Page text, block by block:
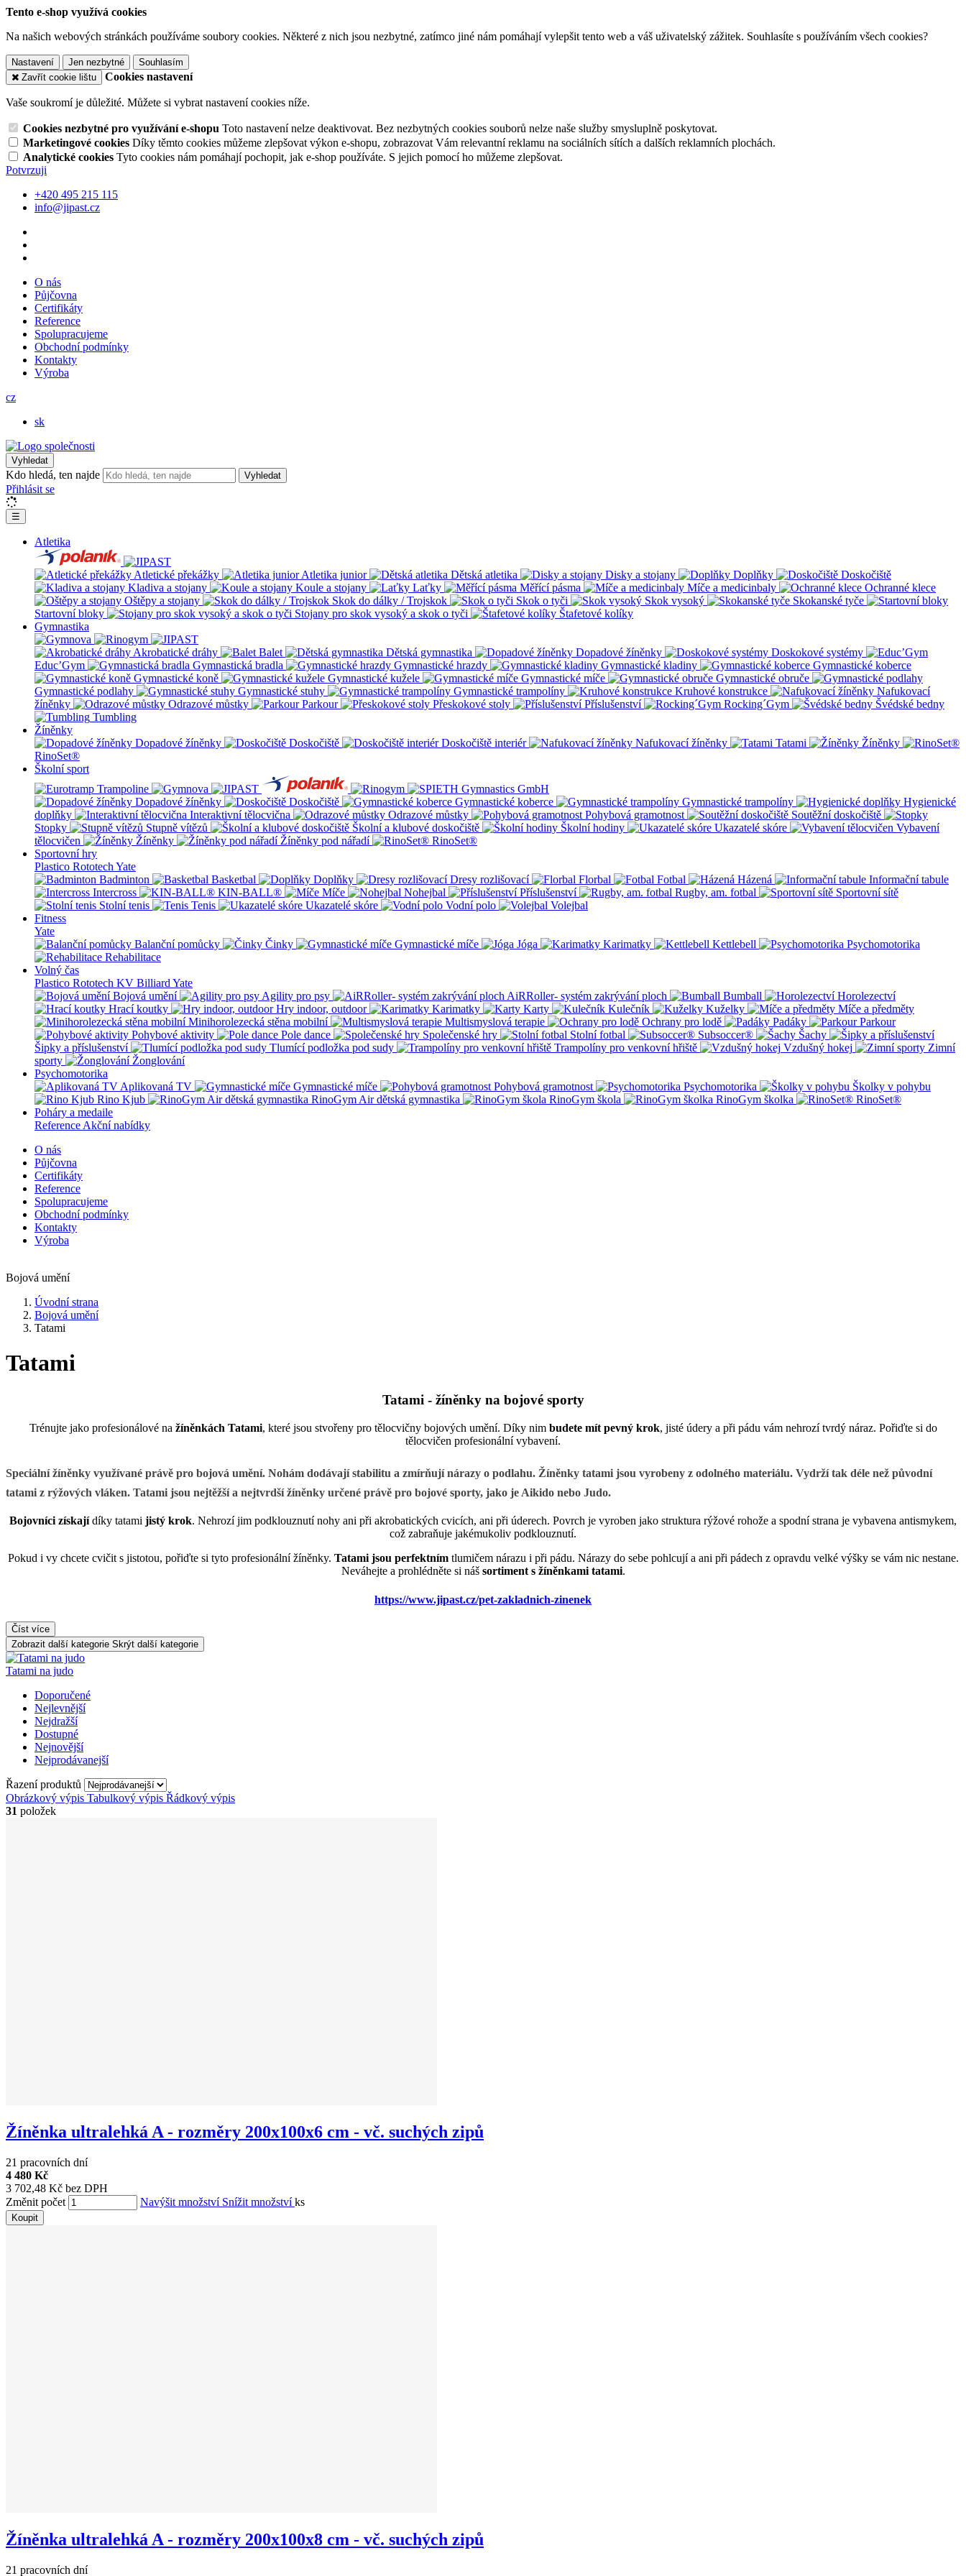
Tento e-shop využívá cookies
Na našich webových stránkách používáme soubory cookies. Některé z nich jsou nezbytné, zatímco jiné nám pomáhají vylepšit tento web a váš uživatelský zážitek. Souhlasíte s používáním všech cookies?
Nastavení Jen nezbytné
Souhlasím
Zavřít cookie lištu
Cookies nastavení
Vaše soukromí je důležité. Můžete si vybrat nastavení cookies níže.
Cookies nezbytné pro využívání e-shopu Toto nastavení nelze deaktivovat. Bez nezbytných cookies souborů nelze naše služby smysluplně poskytovat.
Marketingové cookies Díky těmto cookies můžeme zlepšovat výkon e-shopu, zobrazovat Vám relevantní reklamu na sociálních sítích a dalších reklamních plochách.
Analytické cookies Tyto cookies nám pomáhají pochopit, jak e-shop používáte. S jejich pomocí ho můžeme zlepšovat.
Potvrzuji
+420 495 215 115
info@jipast.cz
O nás
Půjčovna
Certifikáty
Reference
Spolupracujeme
Obchodní podmínky
Kontakty
Výroba
cz
sk
Vyhledat
Kdo hledá, ten najde Vyhledat
Přihlásit se
☰
Atletika
Atletické překážky Atletika junior Dětská atletika Disky a stojany Doplňky
Doskočiště
Kladiva a stojany
Koule a stojany Laťky Měřící pásma Míče a medicinbaly
Ochranné klece
Oštěpy a stojany
Skok do dálky / Trojskok Skok o tyči Skok vysoký
Skokanské tyče
Startovní bloky
Stojany pro skok vysoký a skok o tyči
Štafetové kolíky
Gymnastika
Akrobatické dráhy Balet Dětská gymnastika Dopadové žíněnky
Doskokové systémy
Educ’Gym
Gymnastická bradla Gymnastické hrazdy Gymnastické kladiny
Gymnastické koberce
Gymnastické koně
Gymnastické kužele Gymnastické míče
Gymnastické obruče
Gymnastické podlahy
Gymnastické stuhy Gymnastické trampolíny Kruhové konstrukce
Nafukovací
žíněnky
Odrazové můstky Parkour Přeskokové stoly Příslušenství Rocking´Gym
Švédské bedny
Tumbling
Žíněnky
Dopadové žíněnky
Doskočiště Doskočiště interiér Nafukovací žíněnky Tatami
Žíněnky
RinoSet®
Školní sport
Dopadové žíněnky Doskočiště Gymnastické koberce Gymnastické trampolíny
Hygienické
doplňky
Interaktivní tělocvična Odrazové můstky Pohybová gramotnost
Soutěžní doskočiště
Stopky
Stupně vítězů Školní a klubové doskočiště Školní hodiny Ukazatelé skóre
Vybavení
tělocvičen
Žíněnky Žíněnky pod nářadí
RinoSet®
Sportovní hry
Plastico Rototech Yate
Badminton
Basketbal Doplňky Dresy rozlišovací Florbal Fotbal Házená
Informační tabule
Intercross
KIN-BALL® Míče Nohejbal Příslušenství Rugby, am. fotbal
Sportovní sítě
Stolní tenis
Tenis Ukazatelé skóre Vodní polo
Volejbal
Fitness
Yate
Balanční pomůcky
Činky Gymnastické míče Jóga Karimatky Kettlebell
Psychomotorika
Rehabilitace
Volný čas
Plastico Rototech KV Billiard Yate
Bojová umění
Agility pro psy AiRRoller- systém zakrývání ploch Bumball
Horolezectví
Hrací koutky
Hry indoor, outdoor Karimatky Karty Kulečník Kuželky
Míče a předměty
Minihorolezecká stěna mobilní
Multismyslová terapie Ochrany pro lodě Padáky
Parkour
Pohybové aktivity
Pole dance Společenské hry Stolní fotbal Subsoccer®
Šachy
Šipky a příslušenství
Tlumící podložka pod sudy Trampolíny pro venkovní hřiště Vzdušný hokej
Zimní
sporty
Žonglování
Psychomotorika
Aplikovaná TV
Gymnastické míče Pohybová gramotnost Psychomotorika
Školky v pohybu
Rino Kjub
RinoGym Air dětská gymnastika RinoGym škola RinoGym školka
RinoSet®
Poháry a medaile
Reference Akční nabídky
O nás
Půjčovna
Certifikáty
Reference
Spolupracujeme
Obchodní podmínky
Kontakty
Výroba
Bojová umění
Úvodní strana
Bojová umění
Tatami
Tatami
Tatami - žíněnky na bojové sporty
Trénujte jako profesionálové na žíněnkách Tatami, které jsou stvořeny pro tělocvičny bojových umění. Díky nim budete mít pevný krok, jisté údery a při pádu vám nehrozí tvrdý náraz. Pořiďte si do
tělocvičen profesionální vybavení.
Speciální žíněnky využívané právě pro bojová umění. Nohám dodávají stabilitu a zmírňují nárazy o podlahu. Žíněnky tatami jsou vyrobeny z odolného materiálu. Vydrží tak déle než původní
tatami z rýžových vláken. Tatami jsou nejtěžší a nejtvrdší žíněnky určené právě pro bojové sporty, jako je Aikido nebo Judo.
Bojovníci získajídíky tatami jistý krok. Nehrozí jim podklouznutí nohy ani při akrobatických cvicích, ani při úderech. Povrch je vyroben jako struktura rýžové rohože a spodní strana je vybavena antismykem,
což zabraňuje jakémukoliv podklouznutí.
Pokud i vy chcete cvičit s jistotou, pořiďte si tyto profesionální žíněnky. Tatami jsou perfektnímtlumičem nárazu i při pádu. Nárazy do sebe pohlcují a ani při pádech z opravdu velké výšky se vám nic nestane.
Neváhejte a prohlédněte si náš sortiment s žíněnkami tatami.
https://www.jipast.cz/pet-zakladnich-zinenek
Číst více
Zobrazit další kategorie Skrýt další kategorie
Tatami na judo
Doporučené
Nejlevnější
Nejdražší
Dostupné
Nejnovější
Nejprodávanejší
Řazení produktů
Obrázkový výpis Tabulkový výpis Řádkový výpis
31 položek
Žíněnka ultralehká A - rozměry 200x100x6 cm - vč. suchých zipů
21 pracovních dní
4 480 Kč
3 702,48 Kč bez DPH
Změnit počet
Navýšit množství Snížit množstvíks
Koupit
Žíněnka ultralehká A - rozměry 200x100x8 cm - vč. suchých zipů
21 pracovních dní